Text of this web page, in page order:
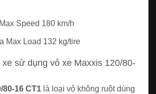
Speed 180 km/h
Max Load 132 kg/tire
sử dụng vỏ xe Maxxis 120/80-
80-16 CT1 là loại vỏ không ruột dùng